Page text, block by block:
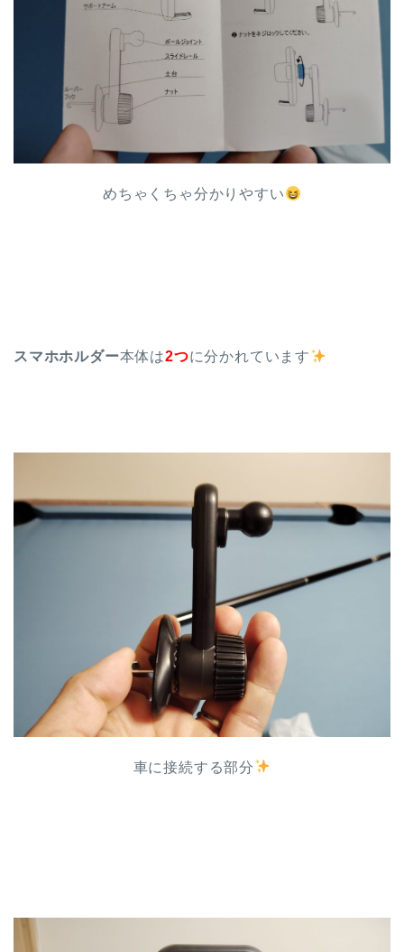
めちゃくちゃ分かりやすい
スマホホルダー本体は2つに分かれています
車に接続する部分